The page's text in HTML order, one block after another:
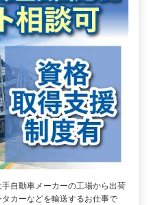
自動車メーカーの工場から出荷
カーなどを輸送するお仕事で